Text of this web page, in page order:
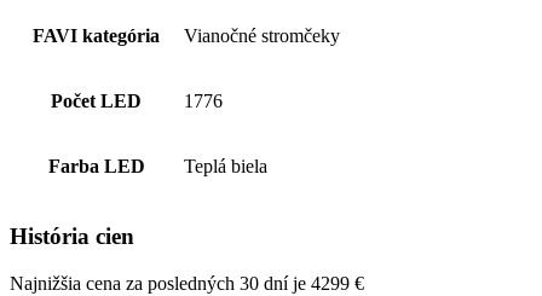
FAVI kategória Vianočné stromčeky
Počet LED 1776
Farba LED Teplá biela
História cien
Najnižšia cena za posledných 30 dní je 4299 €